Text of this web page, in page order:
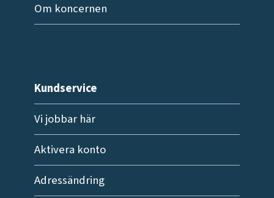
Om koncernen
Kundservice
Vi jobbar här
Aktivera konto
Adressändring